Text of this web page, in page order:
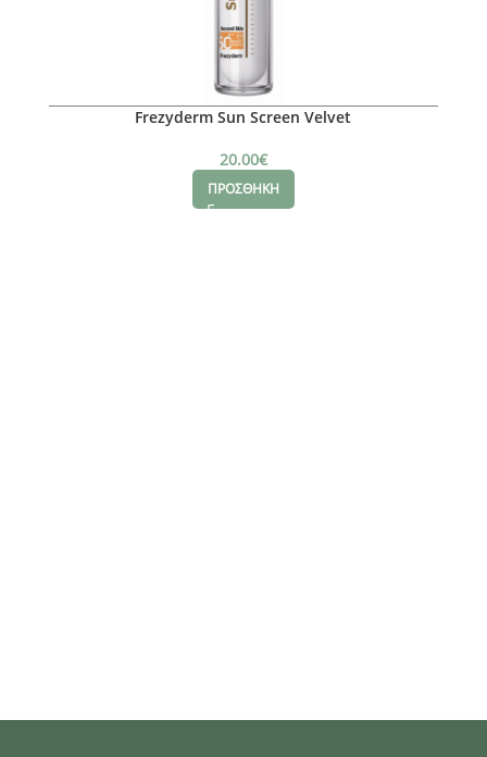
Frezyderm Sun Screen Velvet
20.00€
ΠΡΟΣΘΗΚΗ